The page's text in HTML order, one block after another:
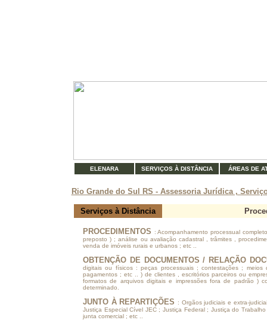
ELENARA SERVIÇOS À DISTÂNCIA ÁREAS DE
Rio Grande do Sul RS - Assessoria Jurídica ,
Serviços à Distância
PROCEDIMENTOS
: Acompanhamento processual
preposto ) ; análise ou avaliação cadastral , trâmites ,
venda de imóveis rurais e urbanos ; etc ..
OBTENÇÃO DE DOCUMENTOS / RELAÇÃO
digitais ou físicos : peças processuais ; contestações ;
pagamentos ; etc .. ) de clientes , escritórios parceiros ou
formatos de arquivos digitais e impressões fora de padrão
determinado.
JUNTO À REPARTIÇÕES
: Orgãos judiciais e extra-
Justiça Especial Cível JEC ; Justiça Federal ; Justiça do
junta comercial ; etc ..